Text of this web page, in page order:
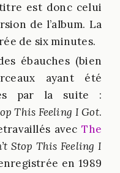
est donc celui
de l’album. La
de six minutes.
ébauches (bien
ayant été
par la suite :
This Feeling I Got.
avecThe
Stop This Feeling I
en 1989